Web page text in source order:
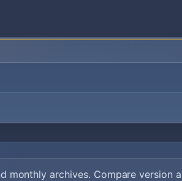
monthly archives. Compare version